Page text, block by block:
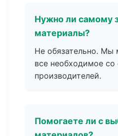
Нужно ли самому
материалы?
Не обязательно. Мы
все необходимое со
производителей.
Помогаете ли с